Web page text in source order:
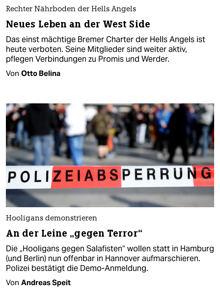
Rechter Nährboden der Hells Angels
Neues Leben an der West Side
Das einst mächtige Bremer Charter der Hells Angels ist
heute verboten. Seine Mitglieder sind weiter aktiv,
pflegen Verbindungen zu Promis und Werder.
Von Otto Belina
Hooligans demonstrieren
An der Leine „gegen Terror“
Die „Hooligans gegen Salafisten“ wollen statt in Hamburg
(und Berlin) nun offenbar in Hannover aufmarschieren.
Polizei bestätigt die Demo-Anmeldung.
Von Andreas Speit